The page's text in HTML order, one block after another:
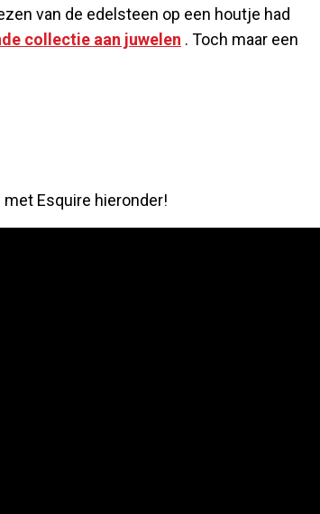
van de edelsteen op een houtje had
collectie aan juwelen . Toch maar een
Esquire hieronder!